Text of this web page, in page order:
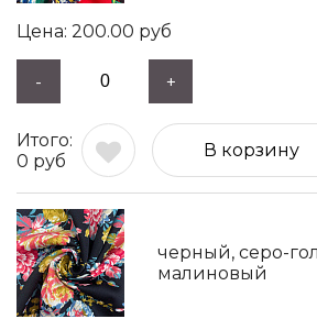
200.00 руб
- +
0 руб
В корзину
черный, серо-
малиновый